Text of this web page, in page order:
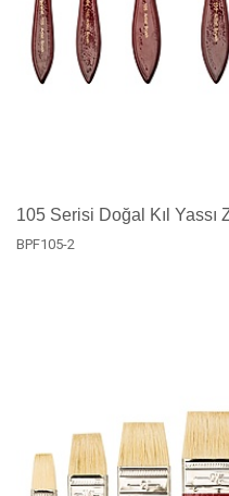
105 Serisi Doğal Kıl Yassı
BPF105-2